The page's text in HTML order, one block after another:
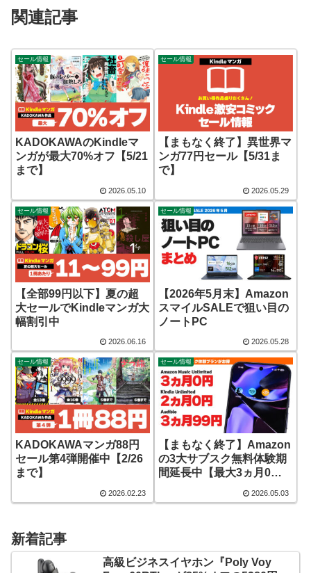
関連記事
セール情報
KADOKAWAのKindleマ
ンガが最大70%オフ【5/21
まで】
2026.05.10
セール情報
【まもなく終了】異世界マ
ンガ77円セール【5/31ま
で】
2026.05.29
セール情報
【全部99円以下】夏の超
大セールでKindleマンガ大
幅割引中
2026.06.16
セール情報
【2026年5月末】Amazon
スマイルSALEで狙い目の
ノートPC
2026.05.28
セール情報
KADOKAWAマンガ88円
セール第4弾開催中【2/26
まで】
2026.02.23
セール情報
【まもなく終了】Amazon
の3大サブスク無料体験期
間延長中【最大3ヵ月0
2026.05.03
新着記事
高級ビジネスイヤホン『Poly Voy